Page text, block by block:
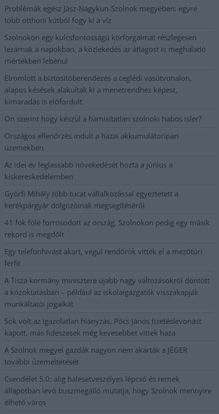
Problémák egész Jász-Nagykun-Szolnok megyében: egyre
több otthoni kútból fogy ki a víz
Szolnokon egy kulcsfontosságú körforgalmat részlegesen
lezárnak a napokban, a közlekedés az átlagost is meghaladó
mértékben lebénul
Elromlott a biztosítóberendezés a ceglédi vasútvonalon,
alapos késések alakultak ki a menetrendhez képest,
kimaradás is előfordult
Ön szerint hogy készül a hamisítatlan szolnoki habos isler?
Országos ellenőrzés indult a hazai akkumulátoripari
üzemekben
Az idei év leglassabb növekedését hozta a június a
kiskereskedelemben
Györfi Mihály több tucat vállalkozással egyeztetett a
kerékpárgyár dolgozóinak megsegítéséről
41 fok fölé forrósodott az ország, Szolnokon pedig egy másik
rekord is megdőlt
Egy telefonhívást akart, végül rendőrök vitték el a mezőtúri
férfit
A Tisza kormány minisztere újabb nagy változásokról döntött
a közoktatásban – például az iskolaigazgatók visszakapják
munkáltatói jogaikat
Sok volt az igazolatlan hiányzás, Pócs János fizetéslevonást
kapott, más fideszesek még kevesebbet vittek haza
A Szolnok megyei gazdák nagyon nem akarták a JÉGER
további üzemeltetését
Csendélet 5.0: alig balesetveszélyes lépcső és remek
állapotban levő buszmegálló mutatja, hogy Szolnok mennyire
élhető város